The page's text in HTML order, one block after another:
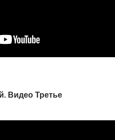
Видео Третье